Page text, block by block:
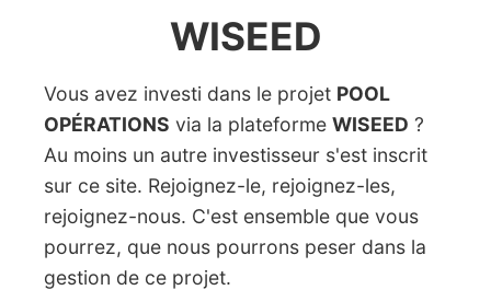
WISEED
Vous avez investi dans le projet POOL
OPÉRATIONS via la plateforme WISEED ?
Au moins un autre investisseur s'est inscrit
sur ce site. Rejoignez-le, rejoignez-les,
rejoignez-nous. C'est ensemble que vous
pourrez, que nous pourrons peser dans la
gestion de ce projet.